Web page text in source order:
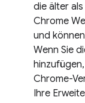
die älter
Chrome
und
Wenn Sie
Chrome-
Ihre